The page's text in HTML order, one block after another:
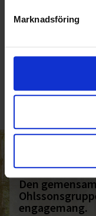
Marknadsföring
KUNDTJÄNST
HELT
Den
engagemang.